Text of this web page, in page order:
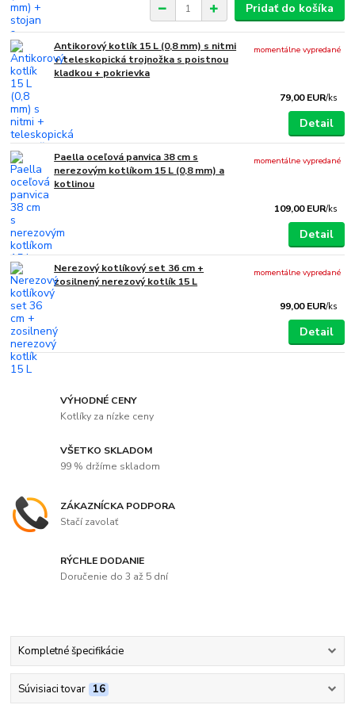
Pridať do košíka
Antikorový kotlík 15 L (0,8 mm) s nitmi
+ teleskopická trojnožka s poistnou
kladkou + pokrievka
79,00 EUR/ks
momentálne vypredané
Detail
Paella oceľová panvica 38 cm s
nerezovým kotlíkom 15 L (0,8 mm) a
kotlinou
109,00 EUR/ks
momentálne vypredané
Detail
Nerezový kotlíkový set 36 cm +
zosilnený nerezový kotlík 15 L
99,00 EUR/ks
momentálne vypredané
Detail
VÝHODNÉ CENY
Kotlíky za nízke ceny
VŠETKO SKLADOM
99 % držíme skladom
ZÁKAZNÍCKA PODPORA
Stačí zavolať
RÝCHLE DODANIE
Doručenie do 3 až 5 dní
Kompletné špecifikácie
Súvisiaci tovar 16